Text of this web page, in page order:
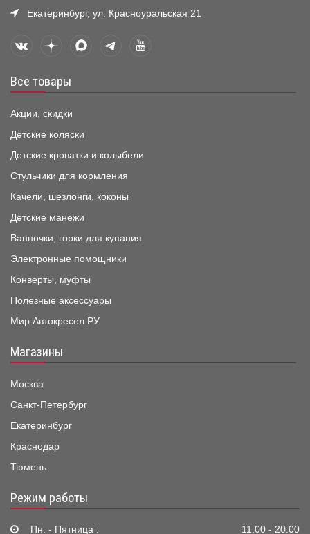
Екатеринбург, ул. Красноуральская 21
Все товары
Акции, скидки
Детские коляски
Детские кроватки и колыбели
Стульчики для кормления
Качели, шезлонги, коконы
Детские манежи
Ванночки, горки для купания
Электронные помощники
Конверты, муфты
Полезные аксессуары
Мир Автокресел.РУ
Магазины
Москва
Санкт-Петербург
Екатеринбург
Краснодар
Тюмень
Режим работы
Пн. - Пятница : 11:00 - 20:00